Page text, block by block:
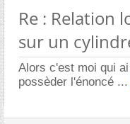
Re : Relation
sur un
Alors c'est moi qui
possèder l'énoncé ...